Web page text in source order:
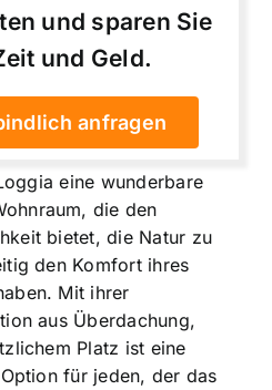
und sparen Sie
und Geld.
anfragen
eine wunderbare
die den
bietet, die Natur zu
den Komfort ihres
Mit ihrer
aus Überdachung,
Platz ist eine
für jeden, der das